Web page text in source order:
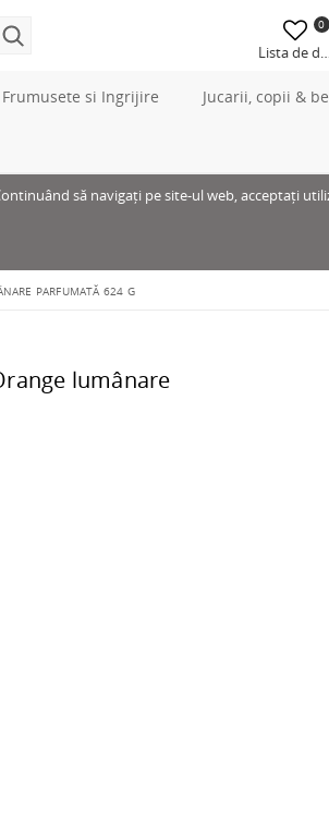
0
Lista de
Frumusete si Ingrijire Jucarii, copii &
să navigați pe site-ul web, acceptați
PARFUMATĂ 624 G
lumânare